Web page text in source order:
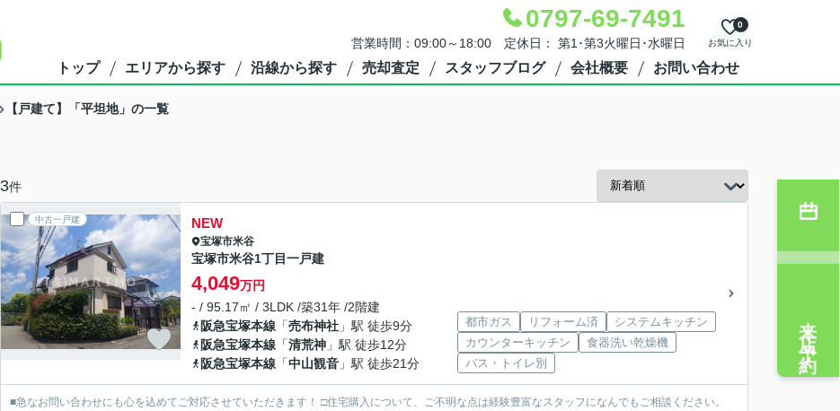
0797-69-7491
営業時間：09:00～18:00 定休日： 第1･第3火曜日･水曜日 お気に入り
0
トップ エリアから探す 沿線から探す 売却査定 スタッフブログ 会社概要 お問い合わせ
【戸建て】「平坦地」の一覧
3件
中古一戸建 NEW
宝塚市米谷
宝塚市米谷1丁目一戸建
4,049万円
- / 95.17㎡ / 3LDK /築31年 /2階建
阪急宝塚本線 「売布神社 」駅 徒歩9分
阪急宝塚本線 「清荒神 」駅 徒歩12分
阪急宝塚本線 「中山観音 」駅 徒歩21分
都市ガス リフォーム済
システムキッチン
カウンターキッチン
食器洗い乾燥機
バス・トイレ別
■急なお問い合わせにも心を込めてご対応させていただきます！ □住宅購入について、ご不明な点は経験豊富なスタッフになんでもご相談ください。
来店予約